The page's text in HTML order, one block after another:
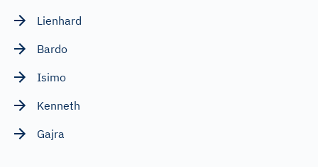
Lienhard
Bardo
Isimo
Kenneth
Gajra